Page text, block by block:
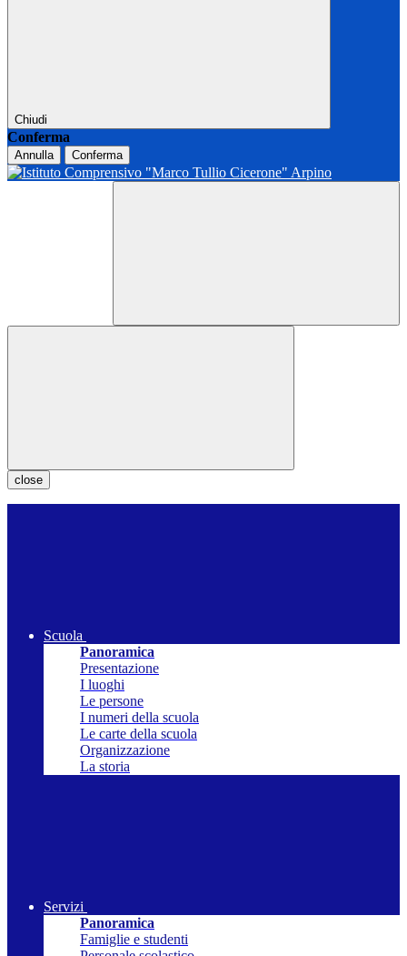
Chiudi
Conferma
Annulla Conferma
close
Scuola
Panoramica
Presentazione
I luoghi
Le persone
I numeri della scuola
Le carte della scuola
Organizzazione
La storia
Servizi
Panoramica
Famiglie e studenti